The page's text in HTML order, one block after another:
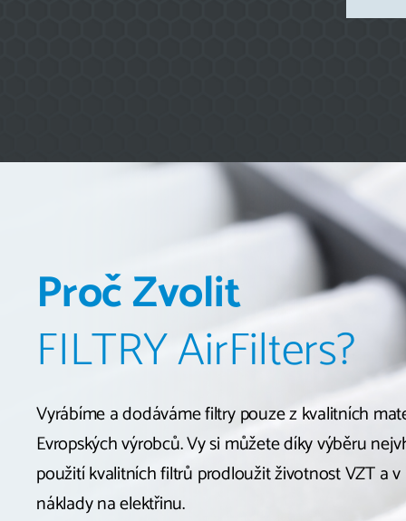
Proč Zvolit
FILTRYAirFilters?
Vyrábíme a dodáváme filtry pouze z kvalitních
Evropských výrobců. Vy si můžete díky výběru
použití kvalitních filtrů prodloužit životnost VZT a
náklady na elektřinu.